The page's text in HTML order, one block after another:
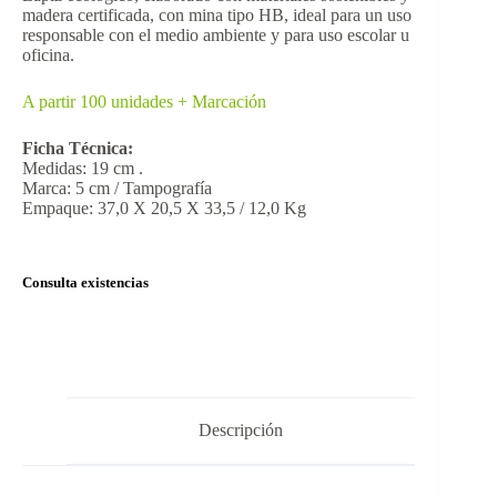
madera certificada, con mina tipo HB, ideal para un uso
responsable con el medio ambiente y para uso escolar u
oficina.
A partir 100 unidades + Marcación
Ficha Técnica:
Medidas: 19 cm .
Marca: 5 cm / Tampografía
Empaque: 37,0 X 20,5 X 33,5 / 12,0 Kg
Consulta existencias
Descripción